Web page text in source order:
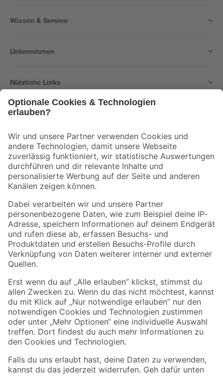
Wissen & Service
Unternehmen
Nützliche Links
Der toom Newsletter: Keine Angebote und Aktionen mehr verpassen!
Zur Newsletter Anmeldung
Folge uns
Zahlungsarten Versandarten
Sicher einkaufen
Jetzt die toom-App herunterladen
Alle Preisangaben in EUR inkl. gesetzl. MwSt.. Die dargestellten Angebote sind unter